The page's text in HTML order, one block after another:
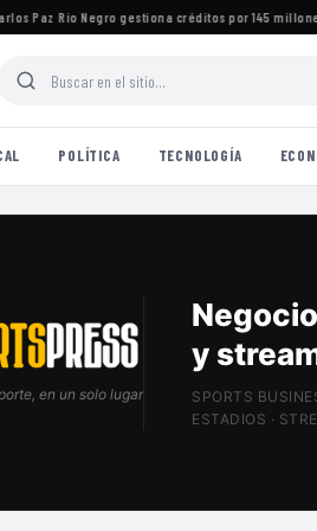
Paz ·Río Negro gestiona créditos por 145 millones
POLÍTICA TECNOLOGÍA
en un solo lugar
y
SPORTS
ESTADIOS ·